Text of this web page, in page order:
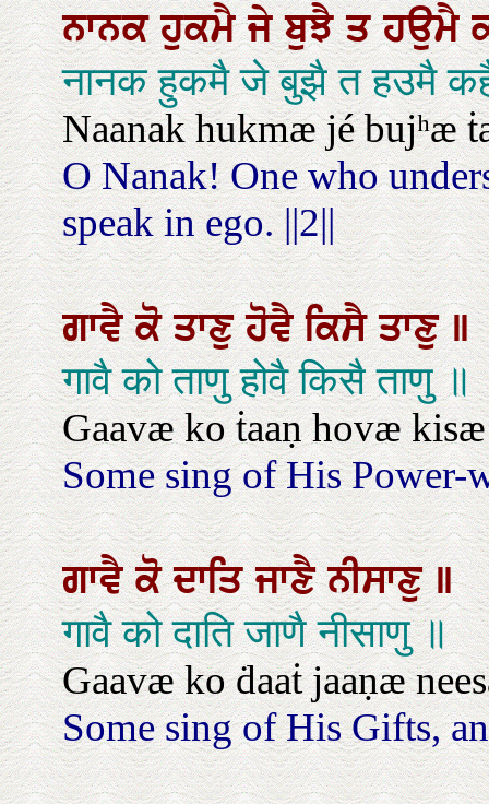
ਨਾਨਕਹੁਕਮੈਜੇਬੁਝੈਤਹਉਮੈ
नानक हुकमै जे बुझै त हउमै
Naanak hukmæ jé bujʰæ
O Nanak! One who
speak in ego. ||2||
ਗਾਵੈਕੋਤਾਣੁਹੋਵੈਕਿਸੈਤਾਣੁ॥
गावै को ताणु होवै किसै ताणु ॥
Gaavæ ko ṫaaṇ hovæ kisæ
Some sing of His Power-
ਗਾਵੈਕੋਦਾਤਿਜਾਣੈਨੀਸਾਣੁ॥
गावै को दाति जाणै नीसाणु ॥
Gaavæ ko ḋaaṫ jaaṇæ
Some sing of His Gifts,